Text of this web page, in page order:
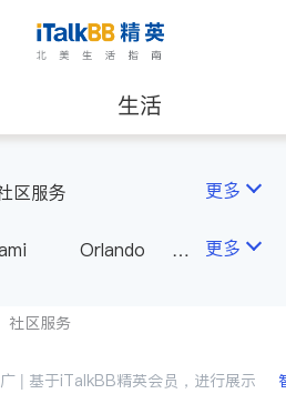
生活
房地产租售
养老
区服务 更多
Orlando
更多
社区服务
| 基于iTalkBB精英会员，进行展示